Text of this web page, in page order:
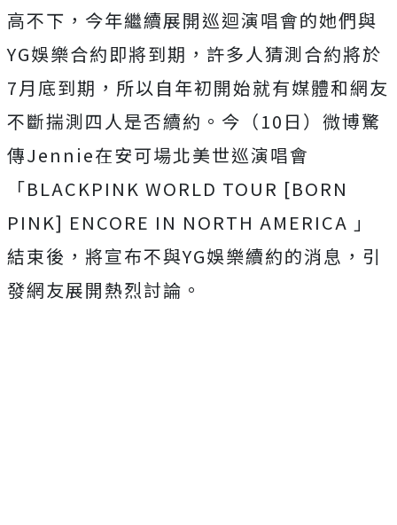
高不下，今年繼續展開巡迴演唱會的她們與
YG娛樂合約即將到期，許多人猜測合約將於
7月底到期，所以自年初開始就有媒體和網友
不斷揣測四人是否續約。今（10日）微博驚
傳Jennie在安可場北美世巡演唱會
「BLACKPINK WORLD TOUR [BORN
PINK] ENCORE IN NORTH AMERICA 」
結束後，將宣布不與YG娛樂續約的消息，引
發網友展開熱烈討論。